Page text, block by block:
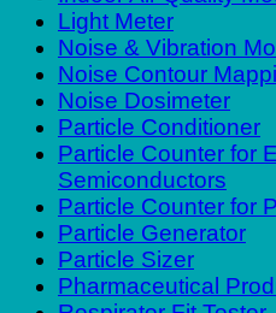
Light Meter
Noise & Vibration
Noise Contour
Noise Dosimeter
Particle Conditioner
Particle Counter for
Semiconductors
Particle Counter for
Particle Generator
Particle Sizer
Pharmaceutical